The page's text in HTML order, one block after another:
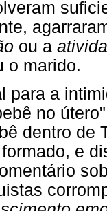
ou a
o marido.
para a
no
dentro de
e